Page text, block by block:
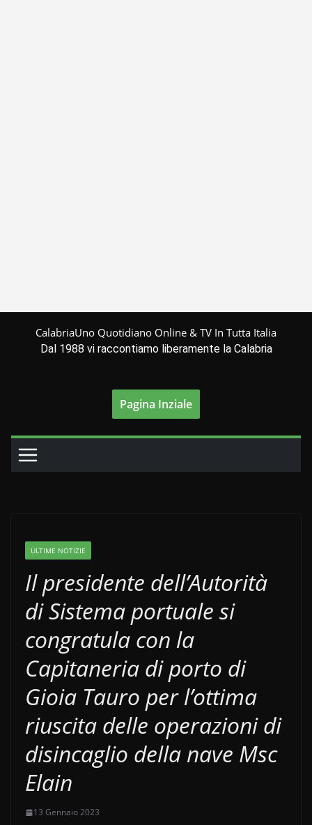
CalabriaUno Quotidiano Online & TV In Tutta Italia
Dal 1988 vi raccontiamo liberamente la Calabria
Pagina Inziale
ULTIME NOTIZIE
Il presidente dell’Autorità
di Sistema portuale si
congratula con la
Capitaneria di porto di
Gioia Tauro per l’ottima
riuscita delle operazioni di
disincaglio della nave Msc
Elain
13 Gennaio 2023